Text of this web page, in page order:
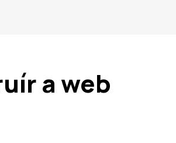
a web